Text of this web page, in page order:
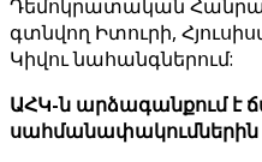
Դեմոկրատական
գտնվող Իտուրի,
Կիվու նահանգներում:
ԱՀԿ-ն արձագանքում է
սահմանափակումներին